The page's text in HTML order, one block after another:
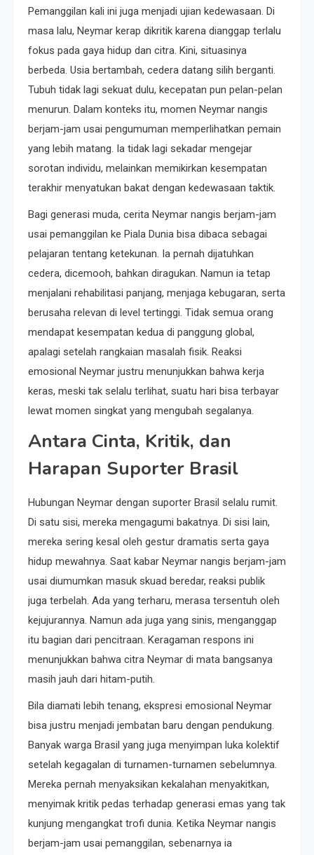
Pemanggilan kali ini juga menjadi ujian kedewasaan. Di
masa lalu, Neymar kerap dikritik karena dianggap terlalu
fokus pada gaya hidup dan citra. Kini, situasinya
berbeda. Usia bertambah, cedera datang silih berganti.
Tubuh tidak lagi sekuat dulu, kecepatan pun pelan-pelan
menurun. Dalam konteks itu, momen Neymar nangis
berjam-jam usai pengumuman memperlihatkan pemain
yang lebih matang. Ia tidak lagi sekadar mengejar
sorotan individu, melainkan memikirkan kesempatan
terakhir menyatukan bakat dengan kedewasaan taktik.
Bagi generasi muda, cerita Neymar nangis berjam-jam
usai pemanggilan ke Piala Dunia bisa dibaca sebagai
pelajaran tentang ketekunan. Ia pernah dijatuhkan
cedera, dicemooh, bahkan diragukan. Namun ia tetap
menjalani rehabilitasi panjang, menjaga kebugaran, serta
berusaha relevan di level tertinggi. Tidak semua orang
mendapat kesempatan kedua di panggung global,
apalagi setelah rangkaian masalah fisik. Reaksi
emosional Neymar justru menunjukkan bahwa kerja
keras, meski tak selalu terlihat, suatu hari bisa terbayar
lewat momen singkat yang mengubah segalanya.
Antara Cinta, Kritik, dan
Harapan Suporter Brasil
Hubungan Neymar dengan suporter Brasil selalu rumit.
Di satu sisi, mereka mengagumi bakatnya. Di sisi lain,
mereka sering kesal oleh gestur dramatis serta gaya
hidup mewahnya. Saat kabar Neymar nangis berjam-jam
usai diumumkan masuk skuad beredar, reaksi publik
juga terbelah. Ada yang terharu, merasa tersentuh oleh
kejujurannya. Namun ada juga yang sinis, menganggap
itu bagian dari pencitraan. Keragaman respons ini
menunjukkan bahwa citra Neymar di mata bangsanya
masih jauh dari hitam-putih.
Bila diamati lebih tenang, ekspresi emosional Neymar
bisa justru menjadi jembatan baru dengan pendukung.
Banyak warga Brasil yang juga menyimpan luka kolektif
setelah kegagalan di turnamen-turnamen sebelumnya.
Mereka pernah menyaksikan kekalahan menyakitkan,
menyimak kritik pedas terhadap generasi emas yang tak
kunjung mengangkat trofi dunia. Ketika Neymar nangis
berjam-jam usai pemanggilan, sebenarnya ia